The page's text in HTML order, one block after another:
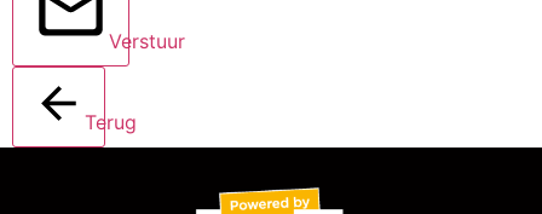
Verstuur
Terug